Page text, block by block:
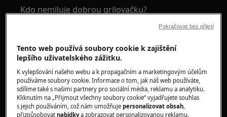
Kdo nemiluje dobrou grilovačku?
Opékání jídla na plamenem má své specifické
Tento web používá soubory cookie k zajištění
lepšího uživatelského zážitku.
K vylepšování našeho webu a k propagačním a marketingovým účelům
používáme soubory cookie. Informace o tom, jak náš web používáte,
sdílíme také s našimi partnery pro sociální média, reklamu a analytiku.
Kliknutím na „Přijmout všechny soubory cookie“ vyjadřujete souhlas
s jejich používáním, což nám umožňujepersonalizovat obsah
přizpůsobovatnabídkya zobrazovat personalizovanou reklamu.
Pokračovat bez přijetí